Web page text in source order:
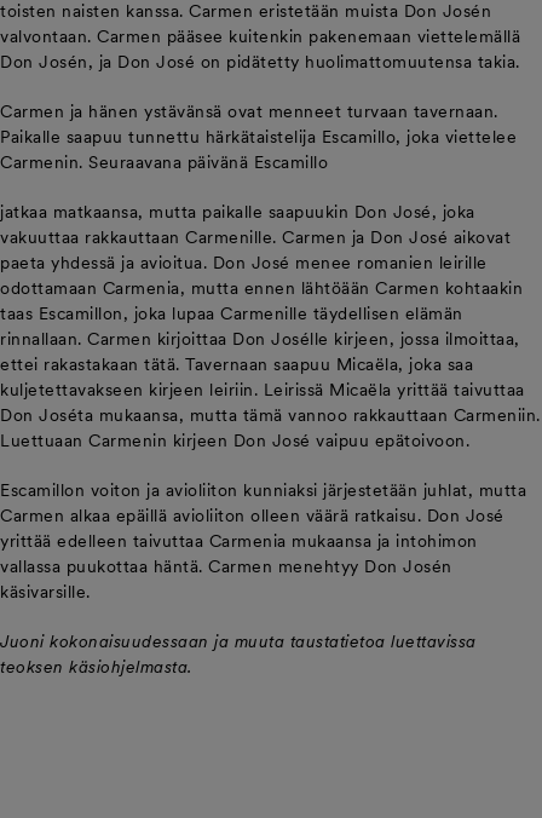
toisten naisten kanssa. Carmen eristetään muista Don Josén
valvontaan. Carmen pääsee kuitenkin pakenemaan viettelemällä
Don Josén, ja Don José on pidätetty huolimattomuutensa takia.
Carmen ja hänen ystävänsä ovat menneet turvaan tavernaan.
Paikalle saapuu tunnettu härkätaistelija Escamillo, joka viettelee
Carmenin. Seuraavana päivänä Escamillo
jatkaa matkaansa, mutta paikalle saapuukin Don José, joka
vakuuttaa rakkauttaan Carmenille. Carmen ja Don José aikovat
paeta yhdessä ja avioitua. Don José menee romanien leirille
odottamaan Carmenia, mutta ennen lähtöään Carmen kohtaakin
taas Escamillon, joka lupaa Carmenille täydellisen elämän
rinnallaan. Carmen kirjoittaa Don Josélle kirjeen, jossa ilmoittaa,
ettei rakastakaan tätä. Tavernaan saapuu Micaëla, joka saa
kuljetettavakseen kirjeen leiriin. Leirissä Micaëla yrittää taivuttaa
Don Joséta mukaansa, mutta tämä vannoo rakkauttaan Carmeniin.
Luettuaan Carmenin kirjeen Don José vaipuu epätoivoon.
Escamillon voiton ja avioliiton kunniaksi järjestetään juhlat, mutta
Carmen alkaa epäillä avioliiton olleen väärä ratkaisu. Don José
yrittää edelleen taivuttaa Carmenia mukaansa ja intohimon
vallassa puukottaa häntä. Carmen menehtyy Don Josén
käsivarsille.
Juoni kokonaisuudessaan ja muuta taustatietoa luettavissa
teoksen käsiohjelmasta.